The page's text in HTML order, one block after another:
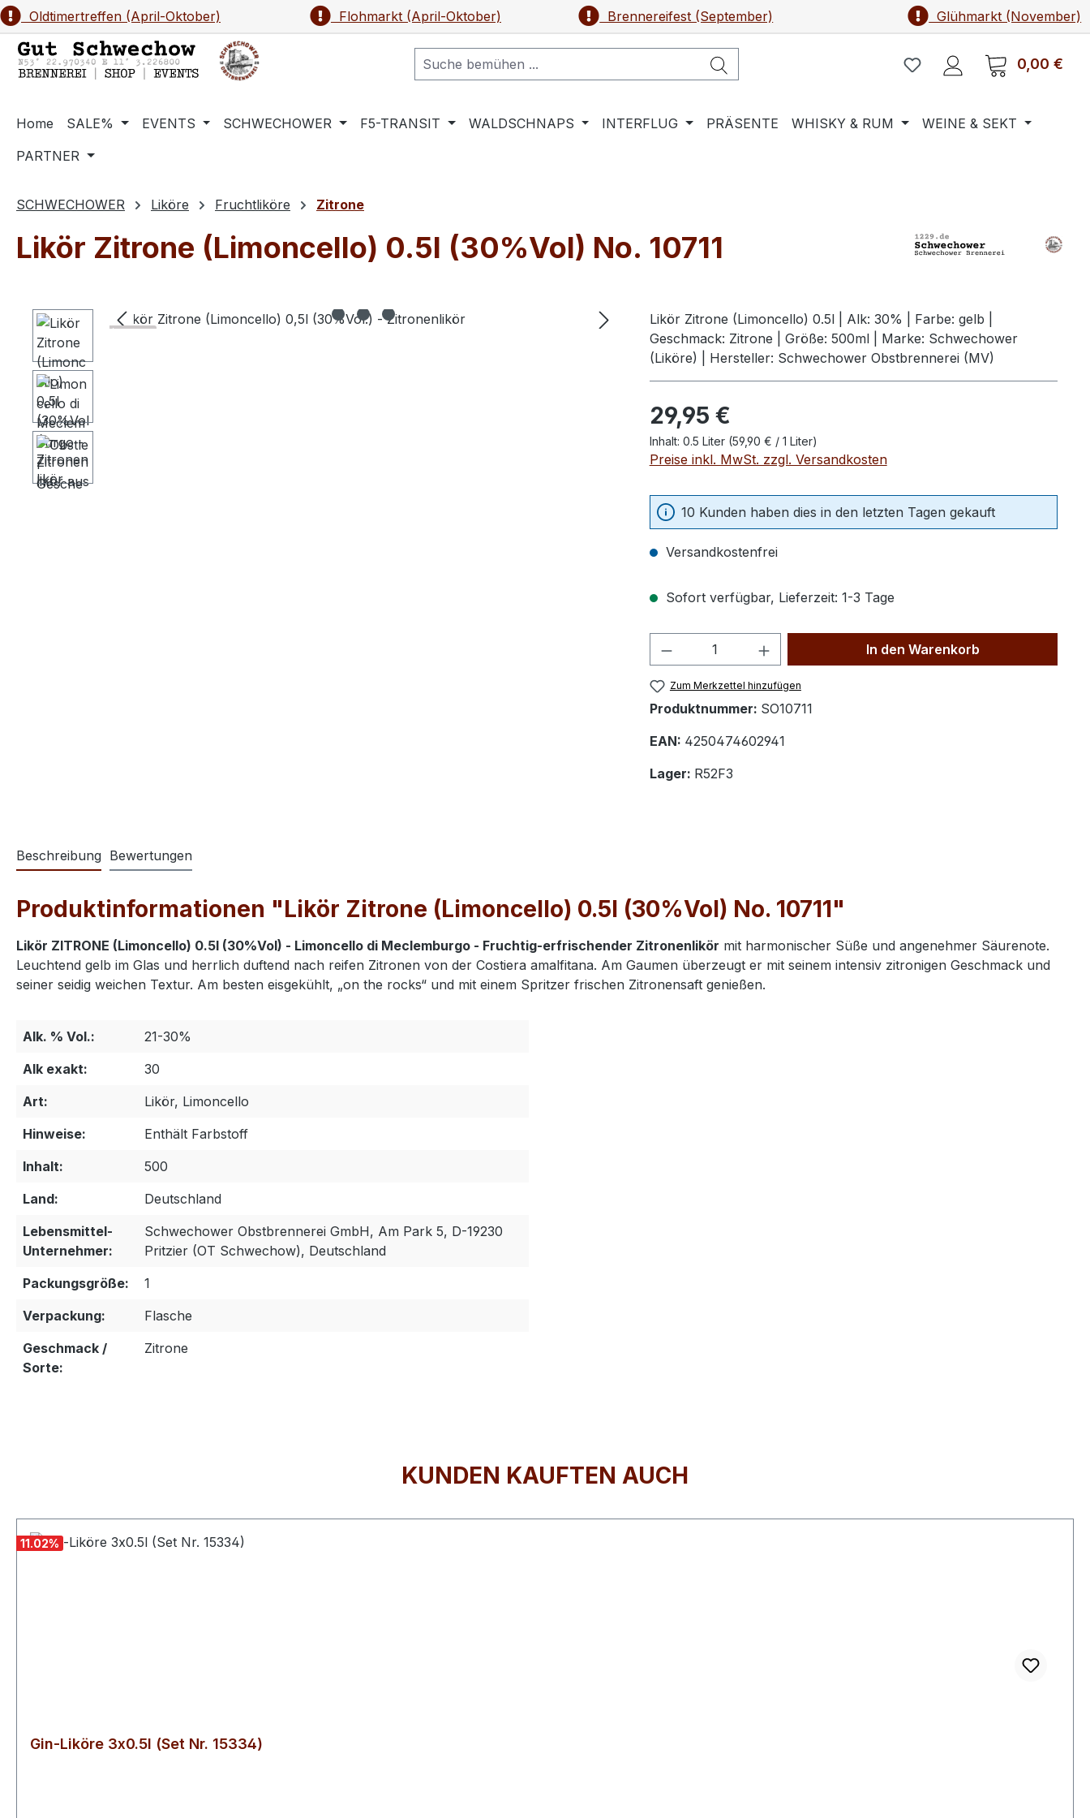
Hauptinhalt springen
Zur Suche springen
Zur Hauptnavigation springen
Oldtimertreffen (April-Oktober) Flohmarkt (April-Oktober) Brennereifest (September) Glühmarkt (November)
0,00 €
Home SALE% EVENTS SCHWECHOWER F5-TRANSIT WALDSCHNAPS INTERFLUG PRÄSENTE WHISKY & RUM
WEINE & SEKT
PARTNER
SCHWECHOWER Liköre Fruchtliköre Zitrone
Likör Zitrone (Limoncello) 0.5l (30%Vol) No. 10711
Bildergalerie überspringen
82 ..
Likör Zitrone (Limoncello) 0.5l | Alk: 30% | Farbe: gelb |
Geschmack: Zitrone | Größe: 500ml | Marke: Schwechower
(Liköre) | Hersteller: Schwechower Obstbrennerei (MV)
Regulärer Preis:
29,95 €
Inhalt: 0.5 Liter (59,90 € / 1 Liter)
Preise inkl. MwSt. zzgl. Versandkosten
10 Kunden haben dies in den letzten Tagen gekauft
Versandkostenfrei
Sofort verfügbar, Lieferzeit: 1-3 Tage
Produkt Anzahl: Gib den gewünschten Wert
In den Warenkorb
Zum Merkzettel hinzufügen
Produktnummer: SO10711
EAN: 4250474602941
Lager: R52F3
Beschreibung Bewertungen
Produktinformationen "Likör Zitrone (Limoncello) 0.5l (30%Vol) No. 10711"
Likör ZITRONE (Limoncello) 0.5l (30%Vol) - Limoncello di Meclemburgo - Fruchtig-erfrischender Zitronenlikör mit harmonischer Süße und angenehmer Säurenote.
Leuchtend gelb im Glas und herrlich duftend nach reifen Zitronen von der Costiera amalfitana. Am Gaumen überzeugt er mit seinem intensiv zitronigen Geschmack und
seiner seidig weichen Textur. Am besten eisgekühlt, „on the rocks“ und mit einem Spritzer frischen Zitronensaft genießen.
Alk. % Vol.:
21-30%
Alk exakt:
30
Art:
Likör, Limoncello
Hinweise:
Enthält Farbstoff
Inhalt:
500
Land:
Deutschland
Lebensmittel-
Unternehmer:
Schwechower Obstbrennerei GmbH, Am Park 5, D-19230
Pritzier (OT Schwechow), Deutschland
Packungsgröße:
1
Verpackung:
Flasche
Geschmack /
Sorte:
Zitrone
KUNDEN KAUFTEN AUCH
11.02%
Gin-Liköre 3x0.5l (Set Nr. 15334)